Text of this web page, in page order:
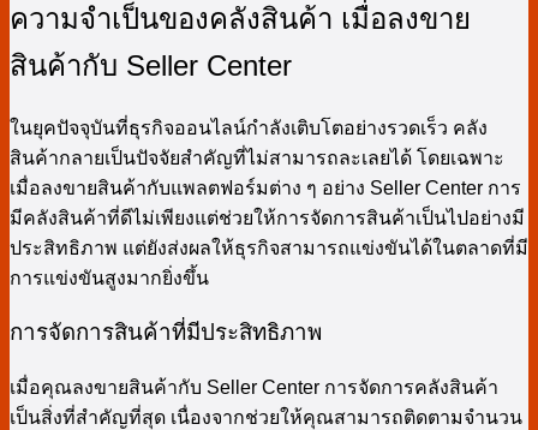
ความจำเป็นของคลังสินค้า เมื่อลงขาย
สินค้ากับ Seller Center
ในยุคปัจจุบันที่ธุรกิจออนไลน์กำลังเติบโตอย่างรวดเร็ว คลัง
สินค้ากลายเป็นปัจจัยสำคัญที่ไม่สามารถละเลยได้ โดยเฉพาะ
เมื่อลงขายสินค้ากับแพลตฟอร์มต่าง ๆ อย่าง Seller Center การ
มีคลังสินค้าที่ดีไม่เพียงแต่ช่วยให้การจัดการสินค้าเป็นไปอย่างมี
ประสิทธิภาพ แต่ยังส่งผลให้ธุรกิจสามารถแข่งขันได้ในตลาดที่มี
การแข่งขันสูงมากยิ่งขึ้น
การจัดการสินค้าที่มีประสิทธิภาพ
เมื่อคุณลงขายสินค้ากับ Seller Center การจัดการคลังสินค้า
เป็นสิ่งที่สำคัญที่สุด เนื่องจากช่วยให้คุณสามารถติดตามจำนวน